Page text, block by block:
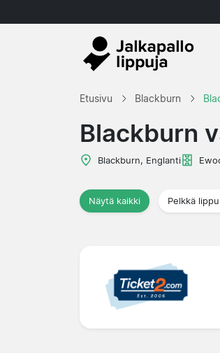
Etusivu Blackburn
Blackburn
Blackburn, Englanti
Näytä kaikki Pelkkä lippu